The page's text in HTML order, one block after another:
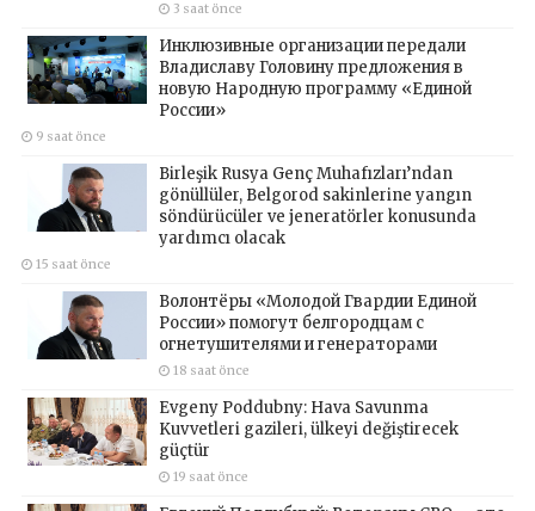
3 saat önce
Инклюзивные организации передали
Владиславу Головину предложения в
новую Народную программу «Единой
России»
9 saat önce
Birleşik Rusya Genç Muhafızları’ndan
gönüllüler, Belgorod sakinlerine yangın
söndürücüler ve jeneratörler konusunda
yardımcı olacak
15 saat önce
Волонтёры «Молодой Гвардии Единой
России» помогут белгородцам с
огнетушителями и генераторами
18 saat önce
Evgeny Poddubny: Hava Savunma
Kuvvetleri gazileri, ülkeyi değiştirecek
güçtür
19 saat önce